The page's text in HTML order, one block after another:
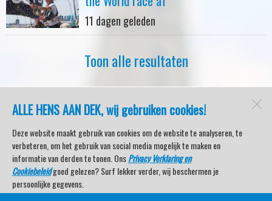
ALLE HENS AAN DEK, wij gebruiken cookies!
Deze website maakt gebruik van cookies om de website te analyseren, te
verbeteren, om het gebruik van social media mogelijk te maken en
informatie van derden te tonen. OnsPrivacy Verklaring en
Cookiebeleidgoed gelezen? Surf lekker verder, wij beschermen je
persoonlijke gegevens.
11 dagen geleden
Toon alle resultaten
watersport-tv
Lemmer
Open desktopversie